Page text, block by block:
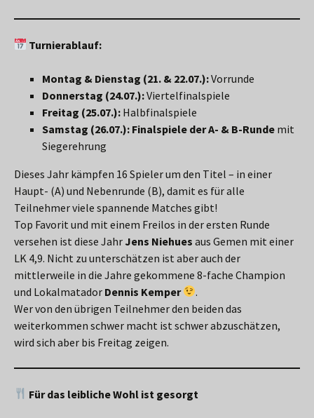
Turnierablauf:
Montag & Dienstag (21. & 22.07.):Vorrunde
Donnerstag (24.07.):Viertelfinalspiele
Freitag (25.07.): Halbfinalspiele
Samstag (26.07.): Finalspiele der A- & B-Runde mit
Siegerehrung
Dieses Jahr kämpfen 16 Spieler um den Titel – in einer
Haupt- (A) und Nebenrunde (B), damit es für alle
Teilnehmer viele spannende Matches gibt!
Top Favorit und mit einem Freilos in der ersten Runde
versehen ist diese Jahr Jens Niehues aus Gemen mit einer
LK 4,9. Nicht zu unterschätzen ist aber auch der
mittlerweile in die Jahre gekommene 8-fache Champion
und Lokalmatador Dennis Kemper
.
Wer von den übrigen Teilnehmer den beiden das
weiterkommen schwer macht ist schwer abzuschätzen,
wird sich aber bis Freitag zeigen.
Für das leibliche Wohl ist gesorgt